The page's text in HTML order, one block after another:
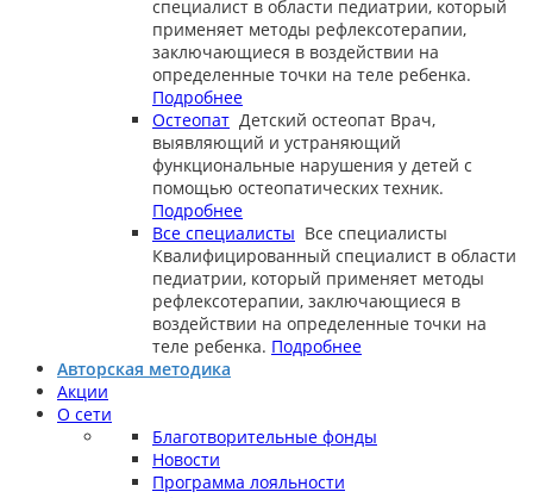
специалист в области педиатрии, который
применяет методы рефлексотерапии,
заключающиеся в воздействии на
определенные точки на теле ребенка.
Подробнее
Остеопат Детский остеопат Врач,
выявляющий и устраняющий
функциональные нарушения у детей с
помощью остеопатических техник.
Подробнее
Все специалисты Все специалисты
Квалифицированный специалист в области
педиатрии, который применяет методы
рефлексотерапии, заключающиеся в
воздействии на определенные точки на
теле ребенка. Подробнее
Авторская методика
Акции
О сети
Благотворительные фонды
Новости
Программа лояльности